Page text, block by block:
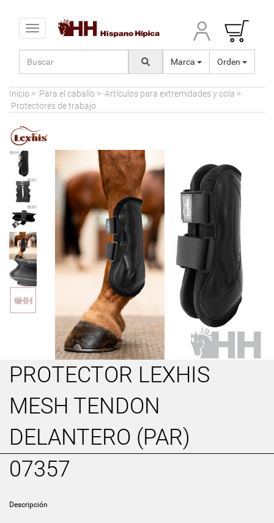
Toggle navigation
Marca Orden
Inicio > Para el caballo > Artículos para extremidades y cola >
Protectores de trabajo
PROTECTOR LEXHIS
MESH TENDON
DELANTERO (PAR)
07357
Descripción